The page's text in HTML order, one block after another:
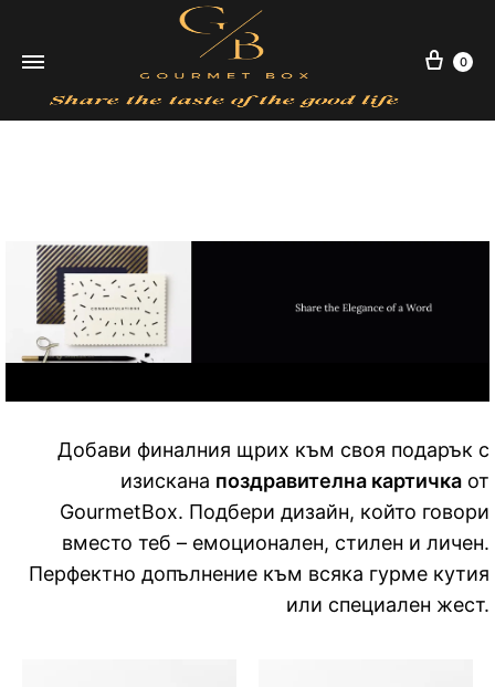
0
Добави финалния щрих към своя подарък с
изискана поздравителна картичка от
GourmetBox. Подбери дизайн, който говори
вместо теб – емоционален, стилен и личен.
Перфектно допълнение към всяка гурме кутия
или специален жест.